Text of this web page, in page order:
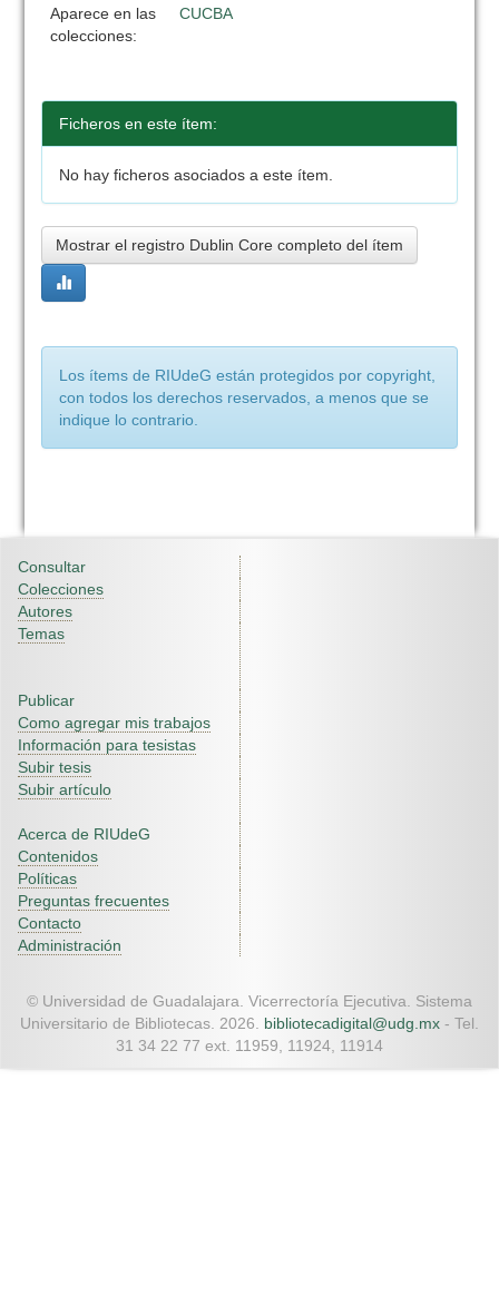
Aparece en las
colecciones:
CUCBA
Ficheros en este ítem:
No hay ficheros asociados a este ítem.
Mostrar el registro Dublin Core completo del ítem
Los ítems de RIUdeG están protegidos por copyright,
con todos los derechos reservados, a menos que se
indique lo contrario.
Consultar
Colecciones
Autores
Temas
Publicar
Como agregar mis trabajos
Información para tesistas
Subir tesis
Subir artículo
Acerca de RIUdeG
Contenidos
Políticas
Preguntas frecuentes
Contacto
Administración
© Universidad de Guadalajara. Vicerrectoría Ejecutiva. Sistema
Universitario de Bibliotecas. 2026. bibliotecadigital@udg.mx - Tel.
31 34 22 77 ext. 11959, 11924, 11914